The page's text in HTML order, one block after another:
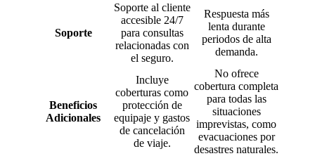
Soporte
Soporte al cliente
accesible 24/7
para consultas
relacionadas con
el seguro.
Respuesta más
lenta durante
periodos de alta
demanda.
Beneficios
Adicionales
Incluye
coberturas como
protección de
equipaje y gastos
de cancelación
de viaje.
No ofrece
cobertura completa
para todas las
situaciones
imprevistas, como
evacuaciones por
desastres naturales.